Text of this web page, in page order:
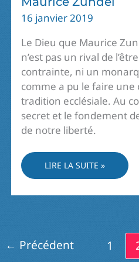
16 janvier 2019
Le Dieu que Maurice
n’est pas un rival de
contrainte, ni un
comme a pu le faire une
tradition ecclésiale. Au
secret et le fondement
de notre liberté.
L’EXPÉRIENCE
DE
DIEU
ZUNDEL
LIRE LA SUITE »
← Précédent 1